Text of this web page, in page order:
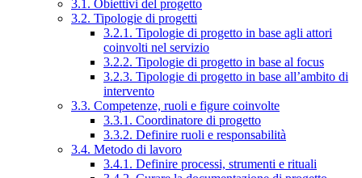
3.1. Obiettivi del progetto
3.2. Tipologie di progetti
3.2.1. Tipologie di progetto in base agli attori
coinvolti nel servizio
3.2.2. Tipologie di progetto in base al focus
3.2.3. Tipologie di progetto in base all’ambito di
intervento
3.3. Competenze, ruoli e figure coinvolte
3.3.1. Coordinatore di progetto
3.3.2. Definire ruoli e responsabilità
3.4. Metodo di lavoro
3.4.1. Definire processi, strumenti e rituali